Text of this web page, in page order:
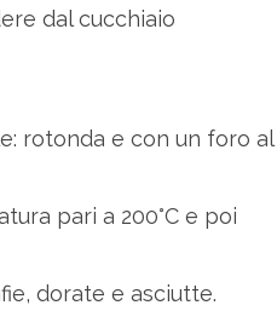
dal cucchiaio
rotonda e con un foro al
pari a 200°C e poi
dorate e asciutte.